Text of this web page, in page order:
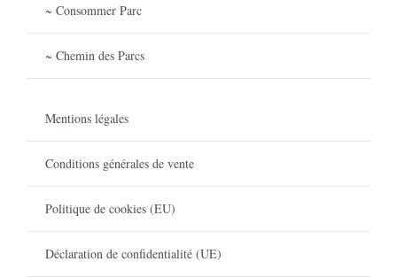
~ Consommer Parc
~ Chemin des Parcs
Mentions légales
Conditions générales de vente
Politique de cookies (EU)
Déclaration de confidentialité (UE)